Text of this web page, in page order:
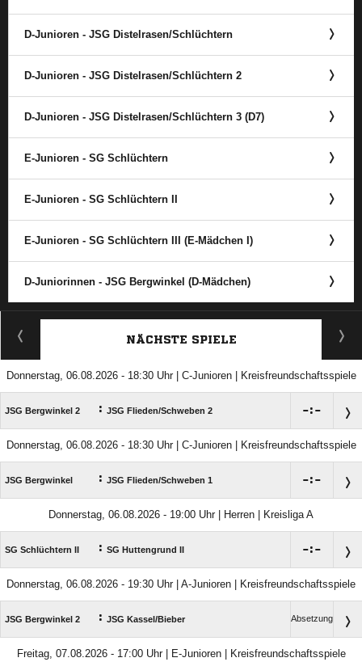
D-Junioren - JSG Distelrasen/​Schlüchtern
D-Junioren - JSG Distelrasen/​Schlüchtern 2
D-Junioren - JSG Distelrasen/​Schlüchtern 3 (D7)
E-Junioren - SG Schlüchtern
E-Junioren - SG Schlüchtern II
E-Junioren - SG Schlüchtern III (E-Mädchen I)
D-Juniorinnen - JSG Bergwinkel (D-Mädchen)
ANZEIGE
NÄCHSTE SPIELE
Donnerstag, 06.08.2026 - 18:30 Uhr | C-Junioren | Kreisfreundschaftsspiele
JSG Bergwinkel 2 : JSG Flieden/​Schweben 2 :
Donnerstag, 06.08.2026 - 18:30 Uhr | C-Junioren | Kreisfreundschaftsspiele
JSG Bergwinkel : JSG Flieden/​Schweben 1 :
Donnerstag, 06.08.2026 - 19:00 Uhr | Herren | Kreisliga A
SG Schlüchtern II : SG Huttengrund II :
Donnerstag, 06.08.2026 - 19:30 Uhr | A-Junioren | Kreisfreundschaftsspiele
JSG Bergwinkel 2 : JSG Kassel/​Bieber Absetzung
Freitag, 07.08.2026 - 17:00 Uhr | E-Junioren | Kreisfreundschaftsspiele